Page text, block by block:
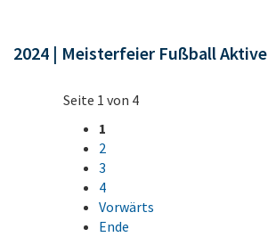
2024 | Meisterfeier Fußball Aktive
Seite 1 von 4
1
2
3
4
Vorwärts
Ende